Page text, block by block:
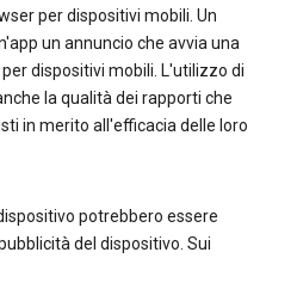
per dispositivi mobili. Un
un annuncio che avvia una
dispositivi mobili. L'utilizzo di
la qualità dei rapporti che
in merito all'efficacia delle loro
potrebbero essere
del dispositivo. Sui